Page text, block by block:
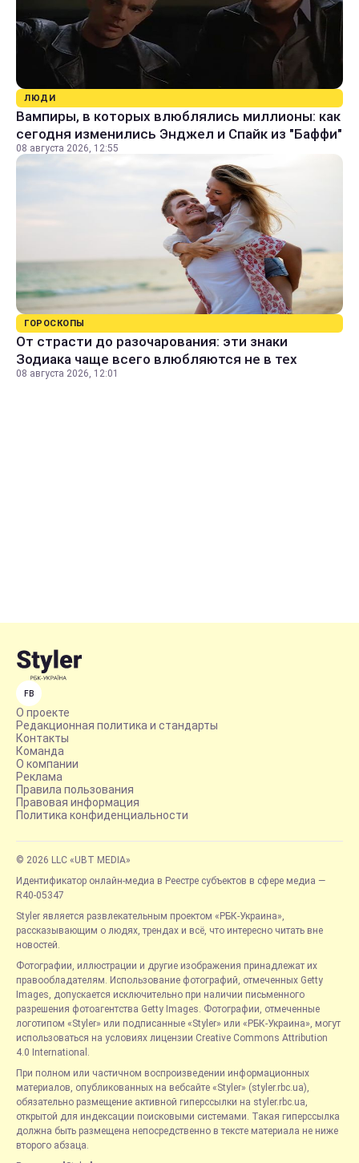
ЛЮДИ
Вампиры, в которых влюблялись миллионы: как
сегодня изменились Энджел и Спайк из "Баффи"
08 августа 2026, 12:55
ГОРОСКОПЫ
От страсти до разочарования: эти знаки
Зодиака чаще всего влюбляются не в тех
08 августа 2026, 12:01
FB
О проекте
Редакционная политика и стандарты
Контакты
Команда
О компании
Реклама
Правила пользования
Правовая информация
Политика конфиденциальности
© 2026 LLC «UBT MEDIA»
Идентификатор онлайн-медиа в Реестре субъектов в сфере медиа —
R40-05347
Styler является развлекательным проектом «РБК-Украина»,
рассказывающим о людях, трендах и всё, что интересно читать вне
новостей.
Фотографии, иллюстрации и другие изображения принадлежат их
правообладателям. Использование фотографий, отмеченных Getty
Images, допускается исключительно при наличии письменного
разрешения фотоагентства Getty Images. Фотографии, отмеченные
логотипом «Styler» или подписанные «Styler» или «РБК-Украина», могут
использоваться на условиях лицензии Creative Commons Attribution
4.0 International.
При полном или частичном воспроизведении информационных
материалов, опубликованных на вебсайте «Styler» (styler.rbc.ua),
обязательно размещение активной гиперссылки на styler.rbc.ua,
открытой для индексации поисковыми системами. Такая гиперссылка
должна быть размещена непосредственно в тексте материала не ниже
второго абзаца.